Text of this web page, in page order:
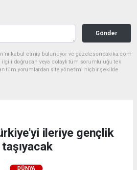
Gönder
kabul etmiş bulunuyor ve gazetesondakika.com
ilgili doğrudan veya dolaylı tüm sorumluluğu tek
tüm yorumlardan site yönetimi hiçbir şekilde
ileriye gençlik
taşıyacak
DÜNYA